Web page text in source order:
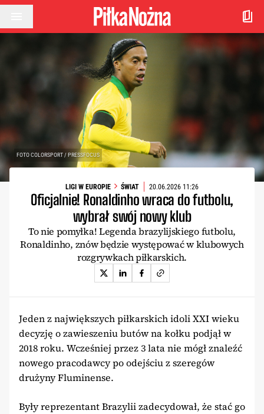
Przejdź do treści
FOTO COLORSPORT / PRESSFOCUS
LIGI W EUROPIE ŚWIAT 20.06.2026 11:26
Oficjalnie! Ronaldinho wraca do futbolu,
wybrał swój nowy klub
To nie pomyłka! Legenda brazylijskiego futbolu,
Ronaldinho, znów będzie występować w klubowych
rozgrywkach piłkarskich.
Jeden z największych piłkarskich idoli XXI wieku
decyzję o zawieszeniu butów na kołku podjął w
2018 roku. Wcześniej przez 3 lata nie mógł znaleźć
nowego pracodawcy po odejściu z szeregów
drużyny Fluminense.
Były reprezentant Brazylii zadecydował, że stać go